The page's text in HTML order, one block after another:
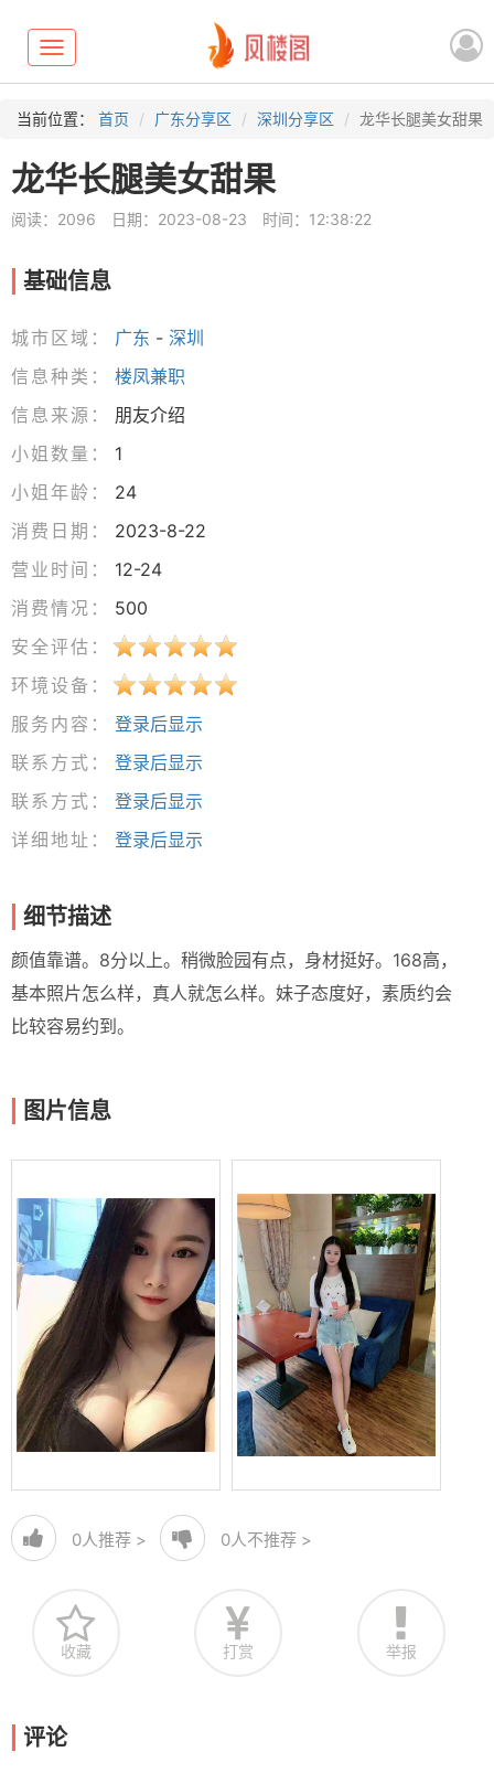
Toggle
navigation
当前位置： 首页 广东分享区 深圳分享区 龙华长腿美女甜果
龙华长腿美女甜果
阅读：2096 日期：2023-08-23 时间：12:38:22
基础信息
城市区域： 广东 - 深圳
信息种类：
楼凤兼职
信息来源：
朋友介绍
小姐数量：
1
小姐年龄：
24
消费日期：
2023-8-22
营业时间：
12-24
消费情况：
500
安全评估：
环境设备：
服务内容：
登录后显示
联系方式：
登录后显示
联系方式：
登录后显示
详细地址：
登录后显示
细节描述
颜值靠谱。8分以上。稍微脸园有点，身材挺好。168高，
基本照片怎么样，真人就怎么样。妹子态度好，素质约会
比较容易约到。
图片信息
0人推荐 > 0人不推荐 >
收藏 打赏 举报
评论